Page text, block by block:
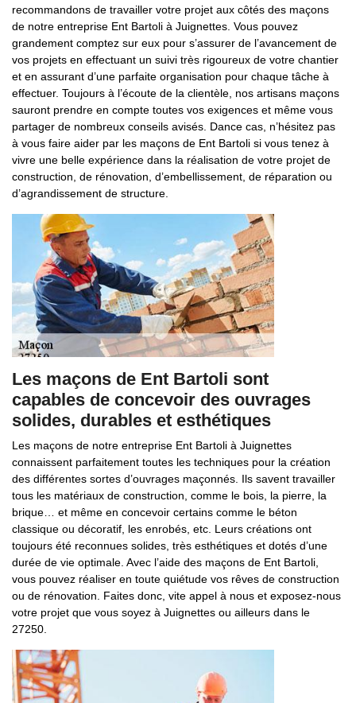
recommandons de travailler votre projet aux côtés des maçons
de notre entreprise Ent Bartoli à Juignettes. Vous pouvez
grandement comptez sur eux pour s’assurer de l’avancement de
vos projets en effectuant un suivi très rigoureux de votre chantier
et en assurant d’une parfaite organisation pour chaque tâche à
effectuer. Toujours à l’écoute de la clientèle, nos artisans maçons
sauront prendre en compte toutes vos exigences et même vous
partager de nombreux conseils avisés. Dance cas, n’hésitez pas
à vous faire aider par les maçons de Ent Bartoli si vous tenez à
vivre une belle expérience dans la réalisation de votre projet de
construction, de rénovation, d’embellissement, de réparation ou
d’agrandissement de structure.
Les maçons de Ent Bartoli sont
capables de concevoir des ouvrages
solides, durables et esthétiques
Les maçons de notre entreprise Ent Bartoli à Juignettes
connaissent parfaitement toutes les techniques pour la création
des différentes sortes d’ouvrages maçonnés. Ils savent travailler
tous les matériaux de construction, comme le bois, la pierre, la
brique… et même en concevoir certains comme le béton
classique ou décoratif, les enrobés, etc. Leurs créations ont
toujours été reconnues solides, très esthétiques et dotés d’une
durée de vie optimale. Avec l’aide des maçons de Ent Bartoli,
vous pouvez réaliser en toute quiétude vos rêves de construction
ou de rénovation. Faites donc, vite appel à nous et exposez-nous
votre projet que vous soyez à Juignettes ou ailleurs dans le
27250.